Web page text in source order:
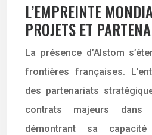
L’EMPREINTE
PROJETS ET
La présence d’Alstom
frontières françaises.
des partenariats
contrats majeurs
démontrant sa